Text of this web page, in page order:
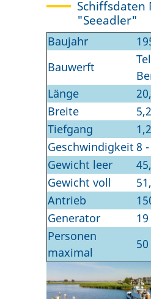
Schiffsdaten
"Seeadler"
Baujahr
Bauwerft
Länge
Breite
Tiefgang
Geschwindigkeit 8
Gewicht leer
Gewicht voll
Antrieb
Generator
Personen
maximal
50